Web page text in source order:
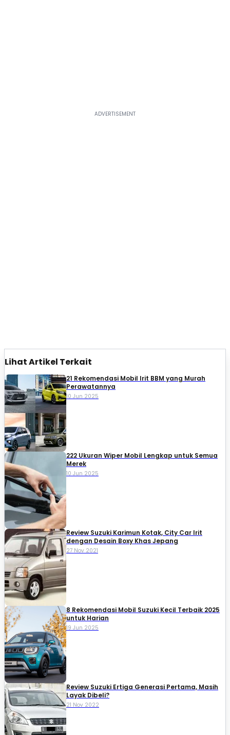
Lihat Artikel Terkait
21 Rekomendasi Mobil Irit BBM yang Murah
Perawatannya
10 Jun 2025
222 Ukuran Wiper Mobil Lengkap untuk Semua
Merek
10 Jun 2025
Review Suzuki Karimun Kotak, City Car Irit
dengan Desain Boxy Khas Jepang
27 Nov 2021
8 Rekomendasi Mobil Suzuki Kecil Terbaik 2025
untuk Harian
19 Jun 2025
Review Suzuki Ertiga Generasi Pertama, Masih
Layak Dibeli?
21 Nov 2022